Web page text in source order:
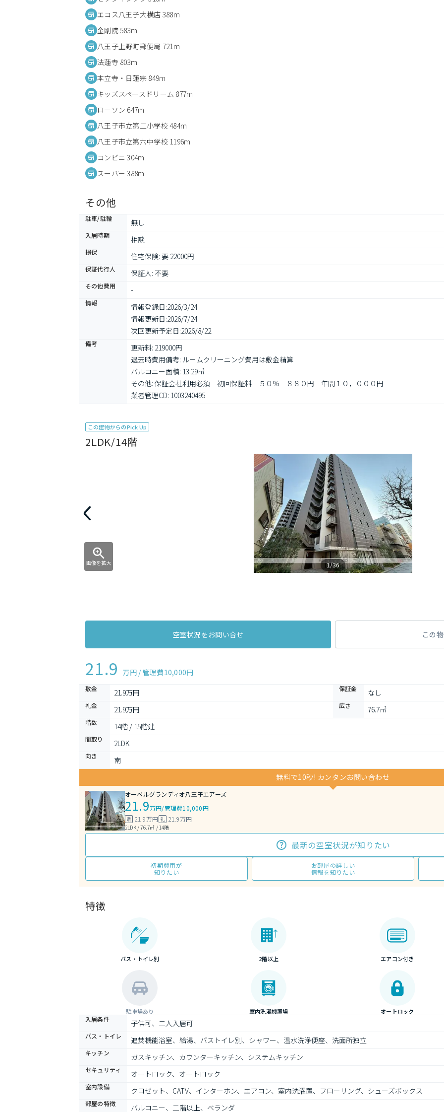
エコス八王子大横店 388m
金剛院 583m
八王子上野町郵便局 721m
法蓮寺 803m
本立寺・日蓮宗 849m
キッズスペースドリーム 877m
ローソン 647m
八王子市立第二小学校 484m
八王子市立第六中学校 1196m
コンビニ 304m
スーパー 388m
その他
駐車/駐輪 無し
入居時期 相談
損保 住宅保険: 要 22000円
保証代行人 保証人: 不要
その他費用 -
情報 情報登録日:2026/3/24
情報更新日:2026/7/24
次回更新予定日:2026/8/22
備考
更新料: 219000円
退去時費用備考: ルームクリーニング費用は敷金精算
バルコニー面積: 13.29㎡
その他: 保証会社利用必須　初回保証料　５０％　８８０円　年間１０，０００円
業者管理CD: 1003240495
この建物からのPick Up
2LDK/14階
画像を拡大 1/36
空室状況をお問い合せ この
21.9 万円 / 管理費10,000円
敷金 21.9万円 保証金 なし
礼金 21.9万円 広さ 76.7㎡
階数 14階 / 15階建
間取り 2LDK
向き
南
無料で10秒! カンタンお問い合わせ
オーベルグランディオ八王子エアーズ
21.9万円/管理費10,000円
敷 21.9万円 礼 21.9万円
2LDK / 76.7㎡ / 14階
最新の空室状況が知りたい
初期費用が
知りたい
お部屋の詳しい
情報を知りたい
特徴
バス・トイレ別 2階以上 エアコン付き
駐車場あり 室内洗濯機置場 オートロック
入居条件 子供可、二人入居可
バス・トイレ 追焚機能浴室、給湯、バストイレ別、シャワー、温水洗浄便座、洗面所独立
キッチン ガスキッチン、カウンターキッチン、システムキッチン
セキュリティ オートロック、オートロック
室内設備 クロゼット、CATV、インターホン、エアコン、室内洗濯置、フローリング、シューズボックス
部屋の特徴 バルコニー、二階以上、ベランダ